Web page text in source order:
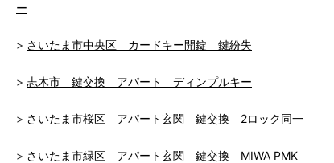
ー
さいたま市中央区 カードキー開錠 鍵紛失
志木市 鍵交換 アパート ディンプルキー
さいたま市桜区 アパート玄関 鍵交換 2ロック同一
さいたま市緑区 アパート玄関 鍵交換 MIWA PMK